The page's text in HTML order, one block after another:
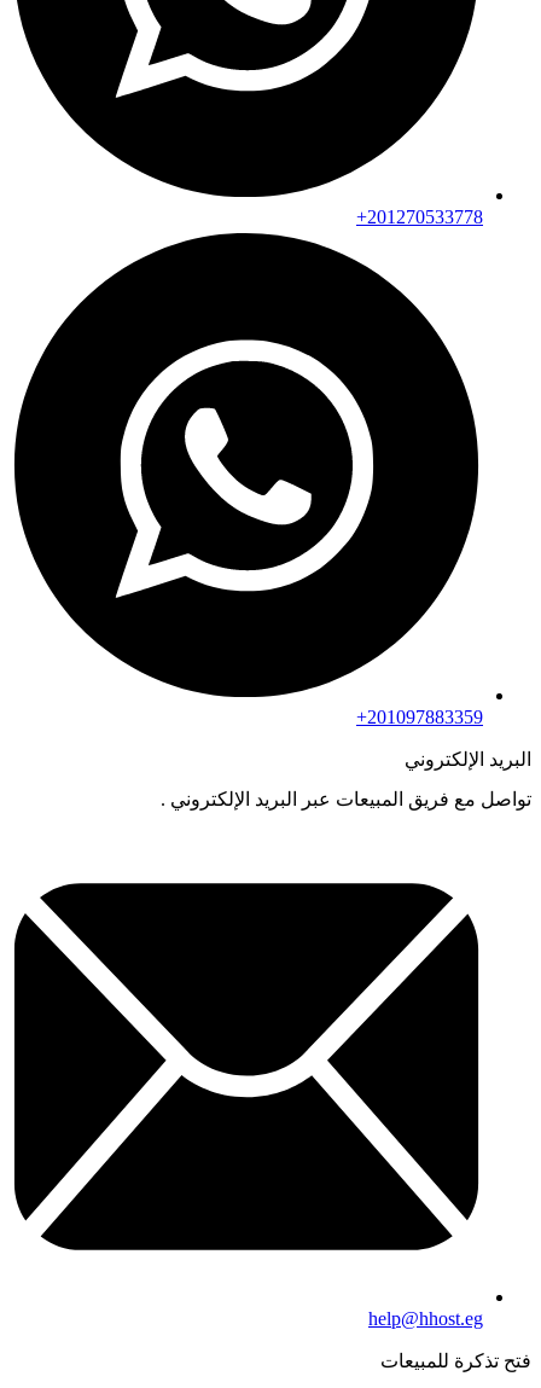
201270533778+
201097883359+
البريد الإلكتروني
تواصل مع فريق المبيعات عبر البريد الإلكتروني .
help@hhost.eg
فتح تذكرة للمبيعات